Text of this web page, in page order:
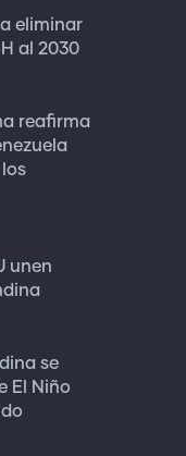
eliminar
al 2030
reafirma
unen
se
El Niño